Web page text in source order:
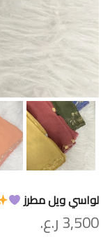
لواسي ويل مطرز
3,500ر.ع.